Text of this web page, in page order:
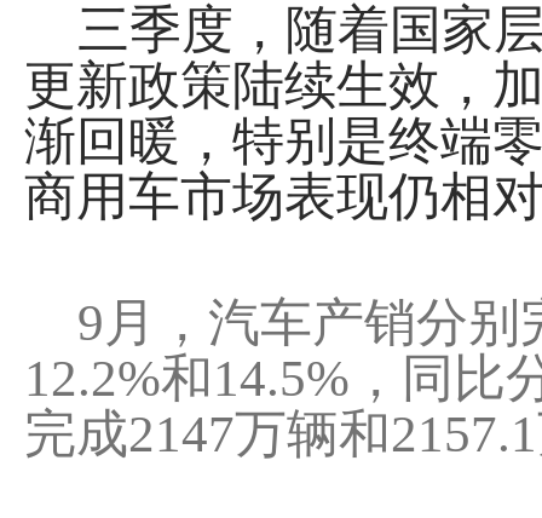
三季度，随着国家
更新政策陆续生效，
渐回暖，特别是终端
商用车市场表现仍相
9月，汽车产销分别
12.2%和14.5%，同比
完成2147万辆和